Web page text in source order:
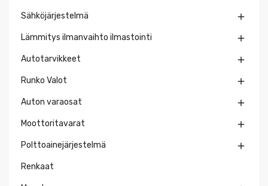
Sähköjärjestelmä 
Lämmitys ilmanvaihto ilmastointi 
Autotarvikkeet 
Runko Valot 
Auton varaosat 
Moottoritavarat 
Polttoainejärjestelmä 
Renkaat